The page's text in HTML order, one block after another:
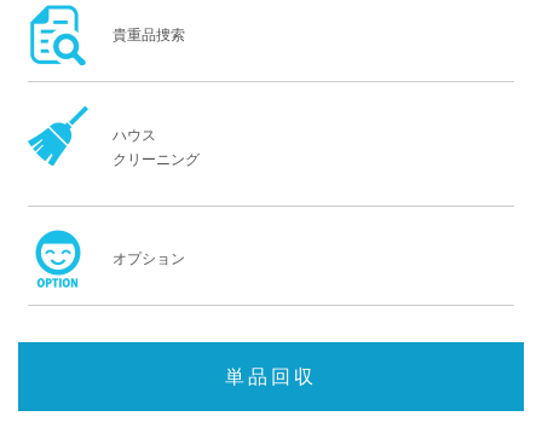
貴重品捜索
ハウス
クリーニング
オプション
単品回収